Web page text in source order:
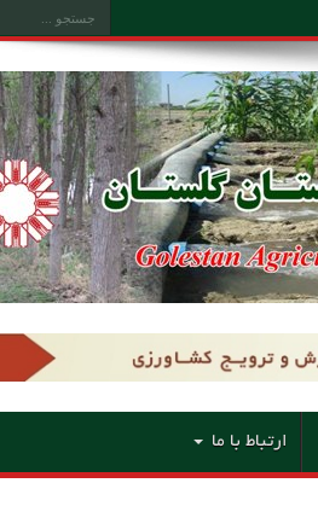
ارتباط با ما